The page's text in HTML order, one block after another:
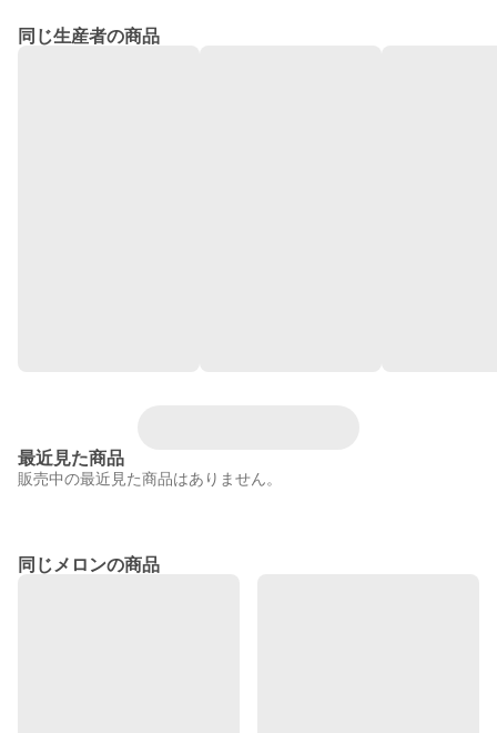
同じ生産者の商品
最近見た商品
販売中の最近見た商品はありません。
同じメロンの商品